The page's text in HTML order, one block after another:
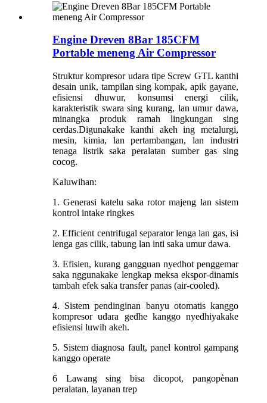
Engine Dreven 8Bar 185CFM
Portable meneng Air Compressor
Struktur kompresor udara tipe Screw GTL kanthi
desain unik, tampilan sing kompak, apik gayane,
efisiensi dhuwur, konsumsi energi cilik,
karakteristik swara sing kurang, lan umur dawa,
minangka produk ramah lingkungan sing
cerdas.Digunakake kanthi akeh ing metalurgi,
mesin, kimia, lan pertambangan, lan industri
tenaga listrik saka peralatan sumber gas sing
cocog.
Kaluwihan:
1. Generasi katelu saka rotor majeng lan sistem
kontrol intake ringkes
2. Efficient centrifugal separator lenga lan gas, isi
lenga gas cilik, tabung lan inti saka umur dawa.
3. Efisien, kurang gangguan nyedhot penggemar
saka nggunakake lengkap meksa ekspor-dinamis
tambah efek saka transfer panas (air-cooled).
4. Sistem pendinginan banyu otomatis kanggo
kompresor udara gedhe kanggo nyedhiyakake
efisiensi luwih akeh.
5. Sistem diagnosa fault, panel kontrol gampang
kanggo operate
6 Lawang sing bisa dicopot, pangopènan
peralatan, layanan trep